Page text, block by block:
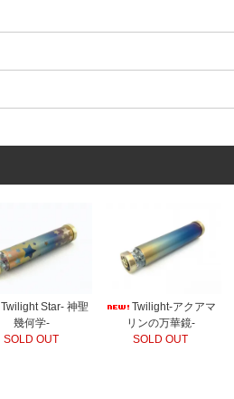
Twilight Star- 神聖
幾何学-
SOLD OUT
Twilight-アクアマ
リンの万華鏡-
SOLD OUT